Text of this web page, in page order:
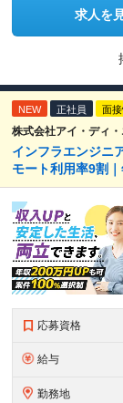
求人を
NEW 正社員 面
株式会社アイ・ディ
インフラエンジニ
モート利用率9割
応募資格
給与
勤務地